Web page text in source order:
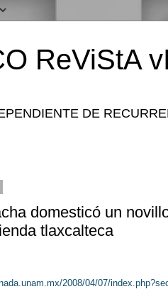
ReViStA
DE
domesticó un
tlaxcalteca
2008/04/07/